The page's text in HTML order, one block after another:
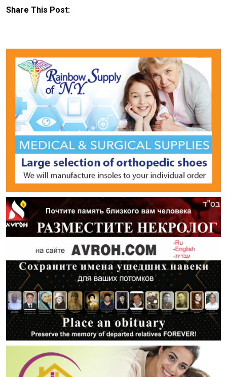
Share This Post: